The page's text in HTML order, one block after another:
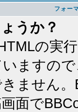
フォー
うか？
の実
ますの
ません
面で